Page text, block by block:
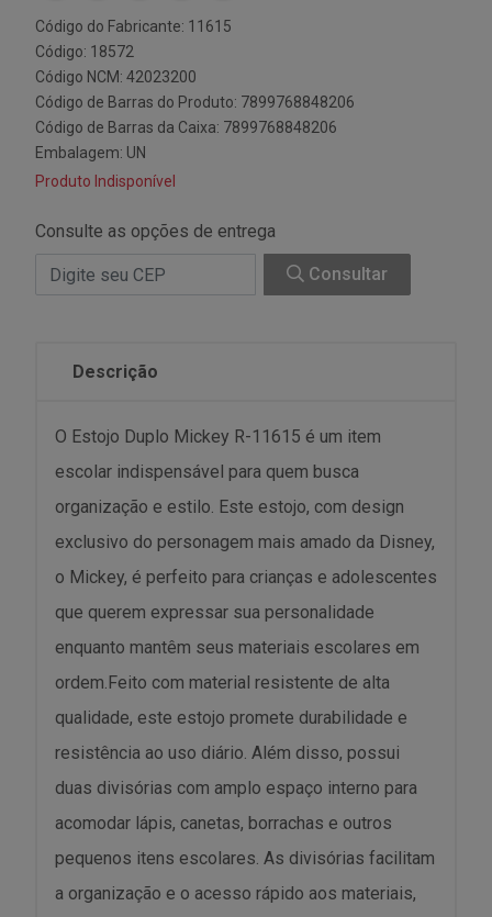
Código do Fabricante: 11615
Código: 18572
Código NCM: 42023200
Código de Barras do Produto: 7899768848206
Código de Barras da Caixa: 7899768848206
Embalagem: UN
Produto Indisponível
Consulte as opções de entrega
Consultar
Descrição
O Estojo Duplo Mickey R-11615 é um item
escolar indispensável para quem busca
organização e estilo. Este estojo, com design
exclusivo do personagem mais amado da Disney,
o Mickey, é perfeito para crianças e adolescentes
que querem expressar sua personalidade
enquanto mantêm seus materiais escolares em
ordem.Feito com material resistente de alta
qualidade, este estojo promete durabilidade e
resistência ao uso diário. Além disso, possui
duas divisórias com amplo espaço interno para
acomodar lápis, canetas, borrachas e outros
pequenos itens escolares. As divisórias facilitam
a organização e o acesso rápido aos materiais,